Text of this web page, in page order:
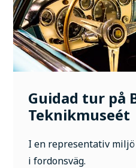
Guidad tur på
Teknikmuseét
I en representativ
i fordonsväg.